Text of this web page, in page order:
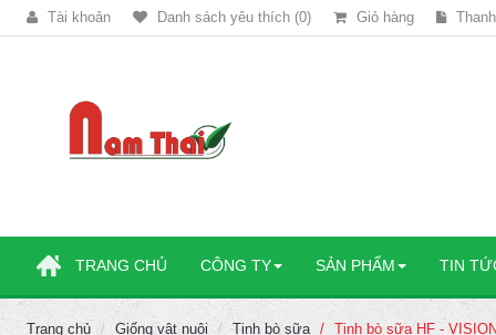
Tài khoản Danh sách yêu thích (0) Giỏ hàng
TRANG CHỦ CÔNG TY SẢN PHẨM TIN
Trang chủ Giống vật nuôi Tinh bò sữa Tinh bò sữa HF -